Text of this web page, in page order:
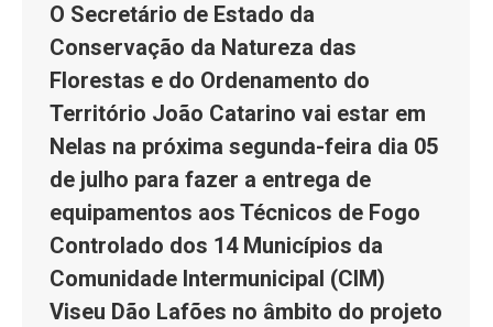
O Secretário de Estado da
Conservação da Natureza das
Florestas e do Ordenamento do
Território João Catarino vai estar em
Nelas na próxima segunda-feira dia 05
de julho para fazer a entrega de
equipamentos aos Técnicos de Fogo
Controlado dos 14 Municípios da
Comunidade Intermunicipal (CIM)
Viseu Dão Lafões no âmbito do projeto